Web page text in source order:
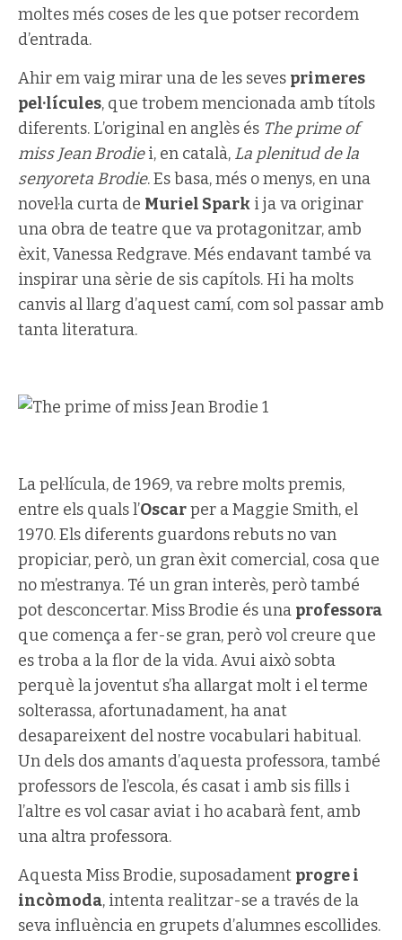
moltes més coses de les que potser recordem
d’entrada.
Ahir em vaig mirar una de les seves primeres
pel·lícules, que trobem mencionada amb títols
diferents. L’original en anglès és The prime of
miss Jean Brodiei, en català, La plenitud de la
senyoreta Brodie. Es basa, més o menys, en una
novel·la curta de Muriel Spark i ja va originar
una obra de teatre que va protagonitzar, amb
èxit, Vanessa Redgrave. Més endavant també va
inspirar una sèrie de sis capítols. Hi ha molts
canvis al llarg d’aquest camí, com sol passar amb
tanta literatura.
La pel·lícula, de 1969, va rebre molts premis,
entre els quals l’Oscarper a Maggie Smith, el
1970. Els diferents guardons rebuts no van
propiciar, però, un gran èxit comercial, cosa que
no m’estranya. Té un gran interès, però també
pot desconcertar. Miss Brodie és una professora
que comença a fer-se gran, però vol creure que
es troba a la flor de la vida. Avui això sobta
perquè la joventut s’ha allargat molt i el terme
solterassa, afortunadament, ha anat
desapareixent del nostre vocabulari habitual.
Un dels dos amants d’aquesta professora, també
professors de l’escola, és casat i amb sis fills i
l’altre es vol casar aviat i ho acabarà fent, amb
una altra professora.
Aquesta Miss Brodie, suposadament progre i
incòmoda, intenta realitzar-se a través de la
seva influència en grupets d’alumnes escollides.